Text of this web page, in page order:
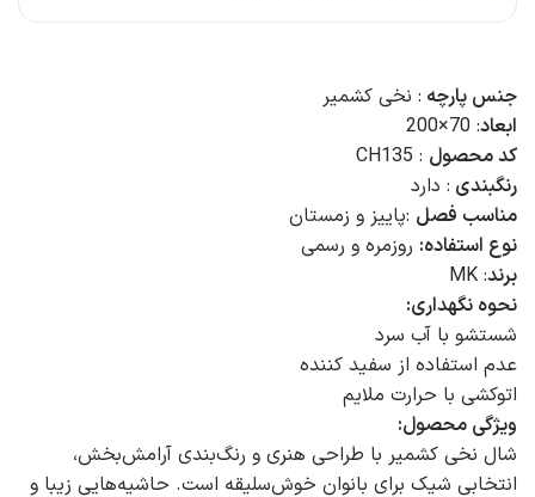
جنس پارچه : نخی کشمیر
ابعاد: 70×200
کد محصول : CH135
رنگبندی : دارد
مناسب فصل :پاییز و زمستان
نوع استفاده: روزمره و رسمی
برند: MK
نحوه نگهداری:
شستشو با آب سرد
عدم استفاده از سفید کننده
اتوکشی با حرارت ملایم
ویژگی محصول:
شال نخی کشمیر با طراحی هنری و رنگ‌بندی آرامش‌بخش،
انتخابی شیک برای بانوان خوش‌سلیقه است. حاشیه‌هایی زیبا و